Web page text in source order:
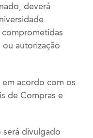
deverá
autorização
acordo com os
de Compras e
divulgado